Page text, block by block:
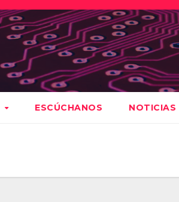
ESCÚCHANOS NOTICIAS